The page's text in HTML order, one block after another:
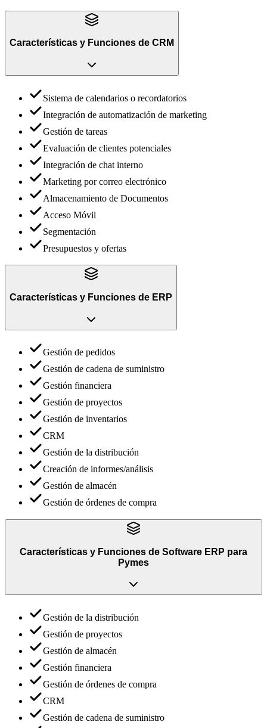
Características y Funciones de CRM
Sistema de calendarios o recordatorios
Integración de automatización de marketing
Gestión de tareas
Evaluación de clientes potenciales
Integración de chat interno
Marketing por correo electrónico
Almacenamiento de Documentos
Acceso Móvil
Segmentación
Presupuestos y ofertas
Características y Funciones de ERP
Gestión de pedidos
Gestión de cadena de suministro
Gestión financiera
Gestión de proyectos
Gestión de inventarios
CRM
Gestión de la distribución
Creación de informes/análisis
Gestión de almacén
Gestión de órdenes de compra
Características y Funciones de Software ERP para
Pymes
Gestión de la distribución
Gestión de proyectos
Gestión de almacén
Gestión financiera
Gestión de órdenes de compra
CRM
Gestión de cadena de suministro